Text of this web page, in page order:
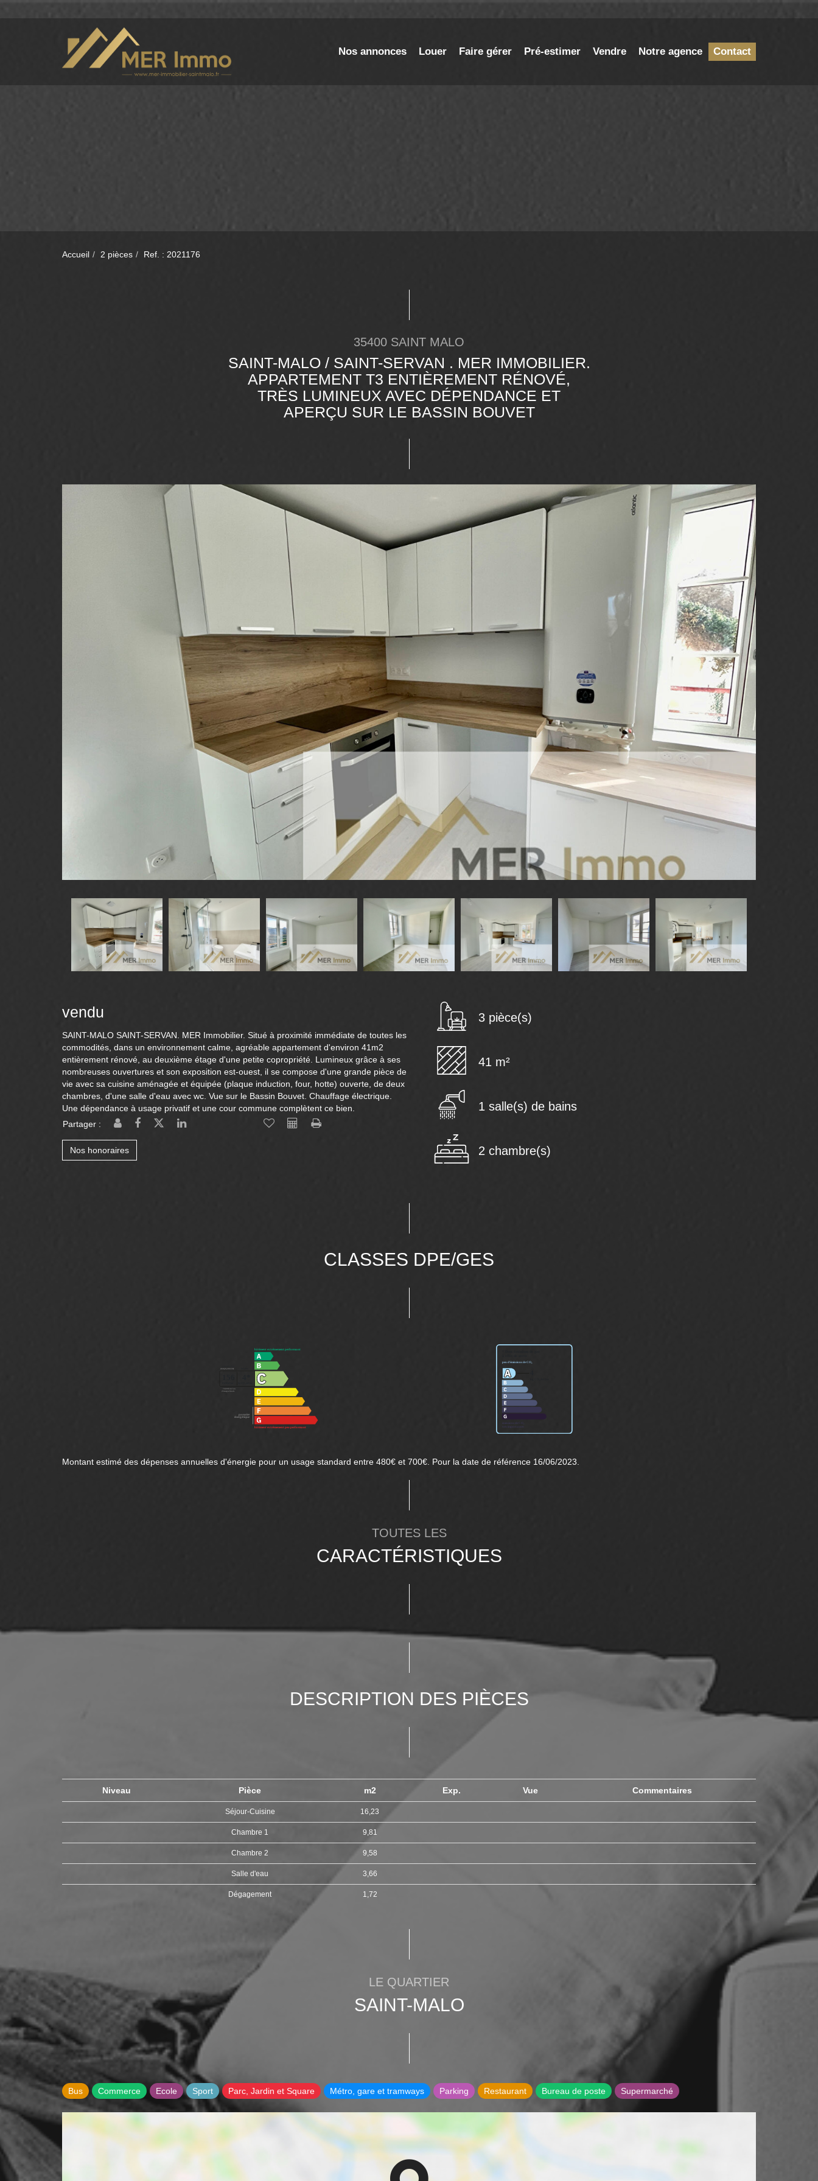
Nos annonces Louer Faire gérer Pré-estimer Vendre Notre agence Contact
Accueil 2 pièces Ref. : 2021176
35400 SAINT MALO
SAINT-MALO / SAINT-SERVAN . MER IMMOBILIER.
APPARTEMENT T3 ENTIÈREMENT RÉNOVÉ,
TRÈS LUMINEUX AVEC DÉPENDANCE ET
APERÇU SUR LE BASSIN BOUVET
vendu
SAINT-MALO SAINT-SERVAN. MER Immobilier. Situé à proximité immédiate de toutes les
commodités, dans un environnement calme, agréable appartement d'environ 41m2
entièrement rénové, au deuxième étage d'une petite copropriété. Lumineux grâce à ses
nombreuses ouvertures et son exposition est-ouest, il se compose d'une grande pièce de
vie avec sa cuisine aménagée et équipée (plaque induction, four, hotte) ouverte, de deux
chambres, d'une salle d'eau avec wc. Vue sur le Bassin Bouvet. Chauffage électrique.
Une dépendance à usage privatif et une cour commune complètent ce bien.
Partager :
Nos honoraires
3 pièce(s)
41 m²
1 salle(s) de bains
2 chambre(s)
CLASSES DPE/GES
Montant estimé des dépenses annuelles d'énergie pour un usage standard entre 480€ et 700€. Pour la date de référence 16/06/2023.
TOUTES LES
CARACTÉRISTIQUES
DESCRIPTION DES PIÈCES
Niveau Pièce m2 Exp. Vue Commentaires
Séjour-Cuisine 16,23
Chambre 1 9,81
Chambre 2 9,58
Salle d'eau 3,66
Dégagement 1,72
LE QUARTIER
SAINT-MALO
Bus Commerce Ecole Sport Parc, Jardin et Square Métro, gare et tramways Parking Restaurant Bureau de poste Supermarché